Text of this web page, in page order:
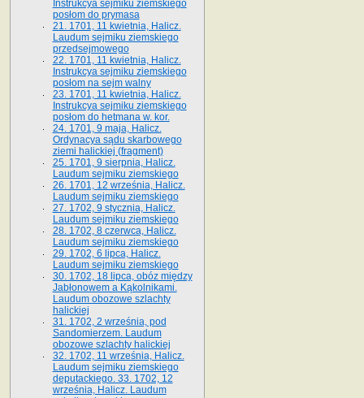
Instrukcya sejmiku ziemskiego
posłom do prymasa
21. 1701, 11 kwietnia, Halicz.
Laudum sejmiku ziemskiego
przedsejmowego
22. 1701, 11 kwietnia, Halicz.
Instrukcya sejmiku ziemskiego
posłom na sejm walny
23. 1701, 11 kwietnia, Halicz.
Instrukcya sejmiku ziemskiego
posłom do hetmana w. kor.
24. 1701, 9 maja, Halicz.
Ordynacya sądu skarbowego
ziemi halickiej (fragment)
25. 1701, 9 sierpnia, Halicz.
Laudum sejmiku ziemskiego
26. 1701, 12 września, Halicz.
Laudum sejmiku ziemskiego
27. 1702, 9 stycznia, Halicz.
Laudum sejmiku ziemskiego
28. 1702, 8 czerwca, Halicz.
Laudum sejmiku ziemskiego
29. 1702, 6 lipca, Halicz.
Laudum sejmiku ziemskiego
30. 1702, 18 lipca, obóz między
Jabłonowem a Kąkolnikami.
Laudum obozowe szlachty
halickiej
31. 1702, 2 września, pod
Sandomierzem. Laudum
obozowe szlachty halickiej
32. 1702, 11 września, Halicz.
Laudum sejmiku ziemskiego
deputackiego. 33. 1702, 12
września, Halicz. Laudum